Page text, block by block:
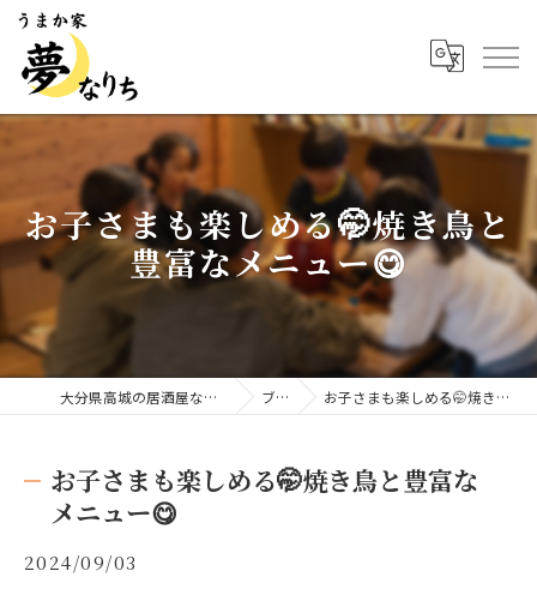
お子さまも楽しめる🤭焼き鳥と
豊富なメニュー😋
大分県高城の居酒屋ならうまか家 夢なりち ブログ お子さまも楽しめる🤭焼き鳥と豊富なメニュー😋
お子さまも楽しめる🤭焼き鳥と豊富な
メニュー😋
2024/09/03